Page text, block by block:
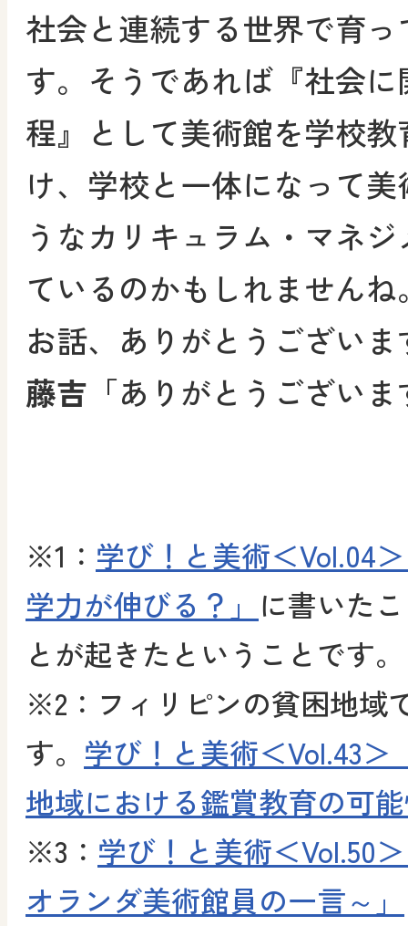
社会と連続する世界で育
す。そうであれば『社会
程』として美術館を学校
け、学校と一体になって
うなカリキュラム・マネ
ているのかもしれません
お話、ありがとうござい
藤吉 「ありがとうござい
※1： 学び！と美術＜Vol.04
学力が伸びる？」 に書いた
とが起きたということです。
※2：フィリピンの貧困地域
す。 学び！と美術＜Vol.43
地域における鑑賞教育の可
※3： 学び！と美術＜Vol.50
オランダ美術館員の一言～」